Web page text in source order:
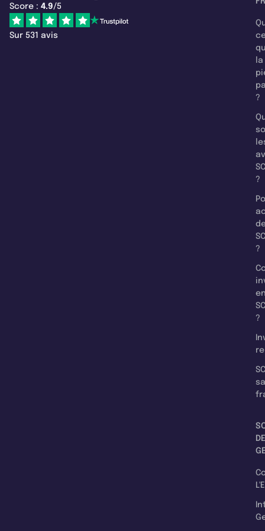
Score : 4.9/5
Sur 531 avis
la
?
?
?
?
DE